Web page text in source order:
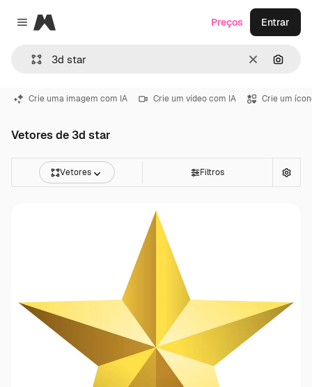
Close menu
Magnific
Limpar
Preços Entrar
Crie uma imagem com IA Crie um vídeo com IA Crie um
Vetores de 3d star
Vetores Filtros